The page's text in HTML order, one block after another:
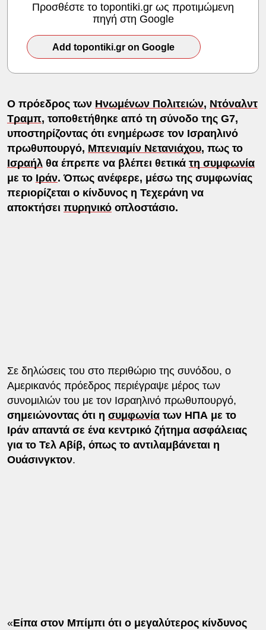
Προσθέστε το topontiki.gr ως προτιμώμενη
πηγή στη Google
Add topontiki.gr on Google
Ο πρόεδρος των Ηνωμένων Πολιτειών, Ντόναλντ
Τραμπ, τοποθετήθηκε από τη σύνοδο της G7,
υποστηρίζοντας ότι ενημέρωσε τον Ισραηλινό
πρωθυπουργό, Μπενιαμίν Νετανιάχου, πως το
Ισραήλθα έπρεπε να βλέπει θετικά τη συμφωνία
με το Ιράν. Όπως ανέφερε, μέσω της συμφωνίας
περιορίζεται ο κίνδυνος η Τεχεράνη να
αποκτήσει πυρηνικόοπλοστάσιο.
Σε δηλώσεις του στο περιθώριο της συνόδου, ο
Αμερικανός πρόεδρος περιέγραψε μέρος των
συνομιλιών του με τον Ισραηλινό πρωθυπουργό,
σημειώνοντας ότι η συμφωνίατων ΗΠΑ με το
Ιράν απαντά σε ένα κεντρικό ζήτημα ασφάλειας
για το Τελ Αβίβ, όπως το αντιλαμβάνεται η
Ουάσινγκτον.
«Είπα στον Μπίμπι ότι ο μεγαλύτερος κίνδυνος